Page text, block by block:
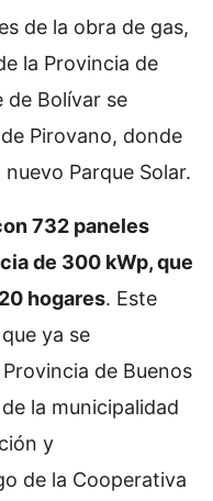
de la obra de gas,
la Provincia de
de Bolívar se
Pirovano, donde
Parque Solar.
732 paneles
de 300 kWp, que
hogares. Este
ya se
de Buenos
la municipalidad
y
de la Cooperativa